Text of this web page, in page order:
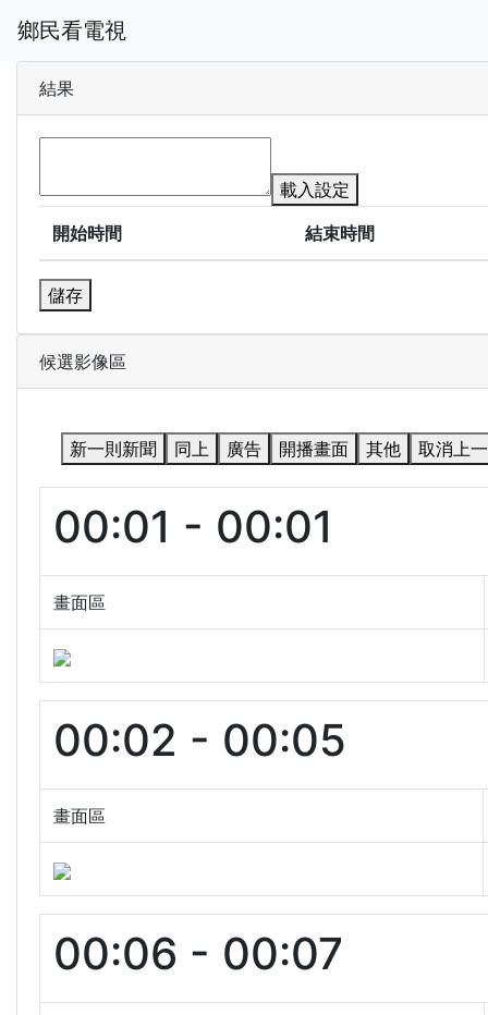
鄉民看電視
結果
載入設定
開始時間
結束時間
儲存
候選影像區
新一則新聞 同上 廣告 開播畫面 其他 取消上
00:01 - 00:01
畫面區
00:02 - 00:05
畫面區
00:06 - 00:07